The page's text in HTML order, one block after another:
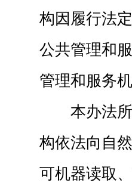
构因履行法
公共管理和
管理和服务
本办法
构依法向自
可机器读取